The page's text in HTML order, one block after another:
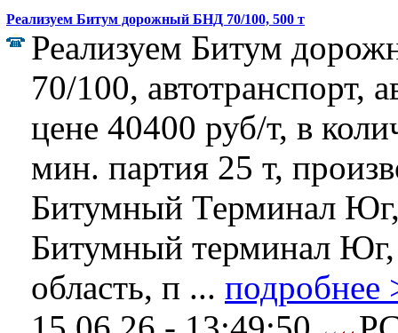
Реализуем Битум дорожный БНД 70/100, 500 т
Реализуем Битум
70/100, автотранспорт,
цене 40400 руб/т, в
мин. партия 25 т,
Битумный Терминал
Битумный терминал Юг,
область, п ... подробнее